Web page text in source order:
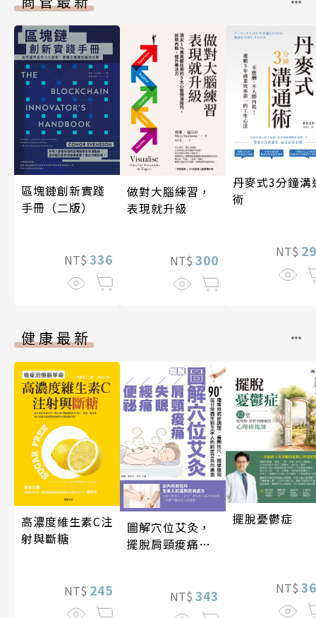
區塊鏈創新實踐
手冊（二版）
NT$ 336
做對大腦練習，
表現就升級
NT$ 300
丹麥式3分鐘溝
術
NT$
健康最新
高濃度維生素C注
射與斷糖
NT$ 245
圖解穴位艾灸，
擺脫肩頸痠痛、
NT$ 343
擺脫憂鬱症
NT$